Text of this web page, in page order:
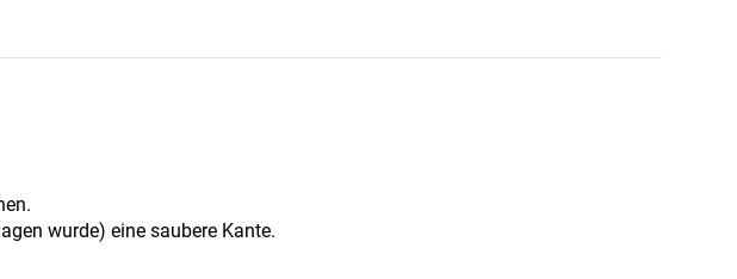
wurde) eine saubere Kante.